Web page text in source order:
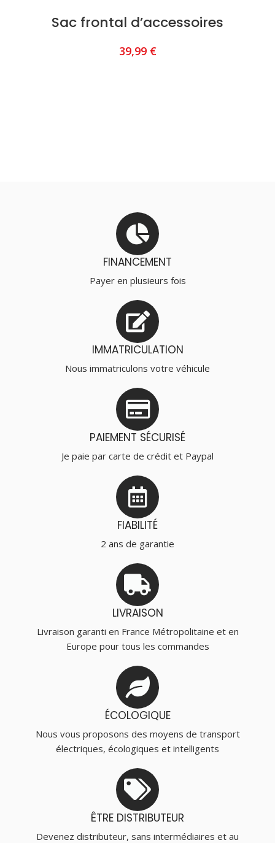
Sac frontal d’accessoires
39,99 €
FINANCEMENT
Payer en plusieurs fois
IMMATRICULATION
Nous immatriculons votre véhicule
PAIEMENT SÉCURISÉ
Je paie par carte de crédit et Paypal
FIABILITÉ
2 ans de garantie
LIVRAISON
Livraison garanti en France Métropolitaine et en
Europe pour tous les commandes
ÉCOLOGIQUE
Nous vous proposons des moyens de transport
électriques, écologiques et intelligents
ÊTRE DISTRIBUTEUR
Devenez distributeur, sans intermédiaires et au